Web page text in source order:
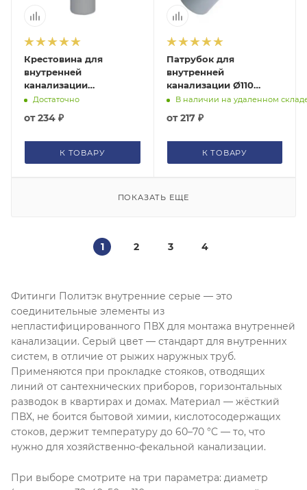
Крестовина для
внутренней
канализации
Ø50х50/45° серая
135545Политэк
Достаточно
от234 ₽
К ТОВАРУ
Патрубок для
внутренней
канализации Ø110
компенсационный
серый Политэк
В наличии на удаленном
от217 ₽
К ТОВАРУ
ПОКАЗАТЬ ЕЩЕ
1 2 3 4
Фитинги Политэк внутренние серые — это
соединительные элементы из
непластифицированного ПВХ для монтажа внутренней
канализации. Серый цвет — стандарт для внутренних
систем, в отличие от рыжих наружных труб.
Применяются при прокладке стояков, отводящих
линий от сантехнических приборов, горизонтальных
разводок в квартирах и домах. Материал — жёсткий
ПВХ, не боится бытовой химии, кислотосодержащих
стоков, держит температуру до 60–70 °C — то, что
нужно для хозяйственно-фекальной канализации.
При выборе смотрите на три параметра: диаметр